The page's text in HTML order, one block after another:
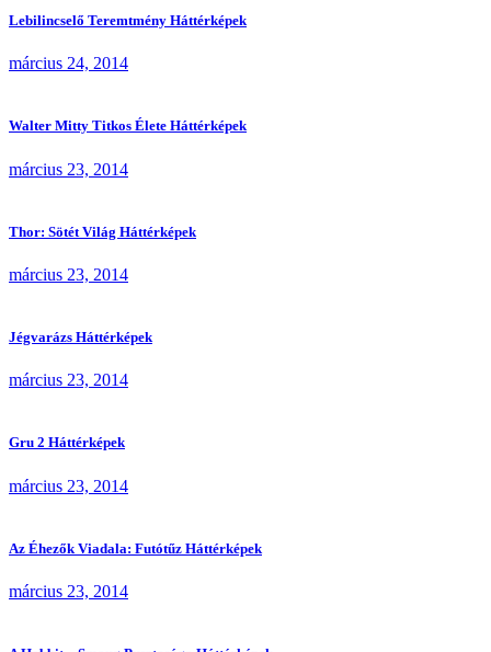
Lebilincselő Teremtmény Háttérképek
március 24, 2014
Walter Mitty Titkos Élete Háttérképek
március 23, 2014
Thor: Sötét Világ Háttérképek
március 23, 2014
Jégvarázs Háttérképek
március 23, 2014
Gru 2 Háttérképek
március 23, 2014
Az Éhezők Viadala: Futótűz Háttérképek
március 23, 2014